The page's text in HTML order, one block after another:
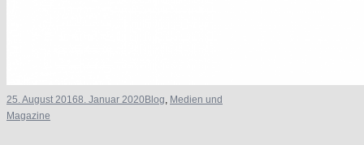
25. August 20168. Januar 2020Blog, Medien und
Magazine